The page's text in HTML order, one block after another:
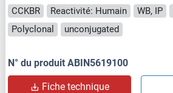
CCKBR Reactivité: Humain WB, IP
Polyclonal
unconjugated
N° du produit ABIN5619100
Fiche technique